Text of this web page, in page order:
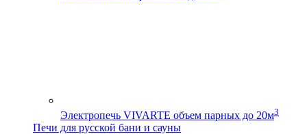
Электропечь VIVARTE объем парных до 20м3
Печи для русской бани и сауны